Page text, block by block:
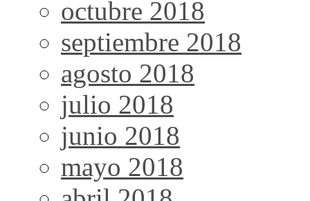
octubre 2018
septiembre 2018
agosto 2018
julio 2018
junio 2018
mayo 2018